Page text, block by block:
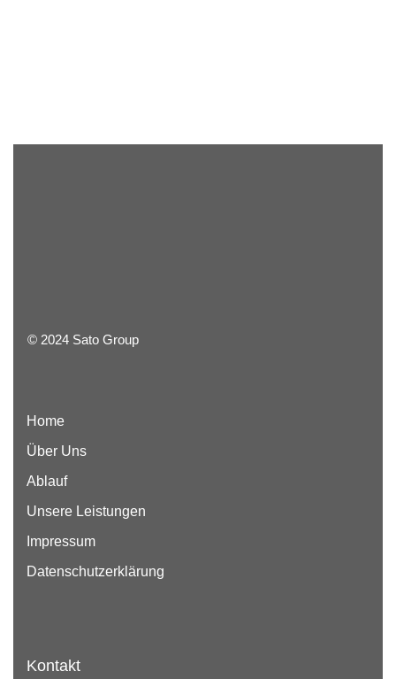
© 2024 Sato Group
Home
Über Uns
Ablauf
Unsere Leistungen
Impressum
Datenschutzerklärung
Kontakt